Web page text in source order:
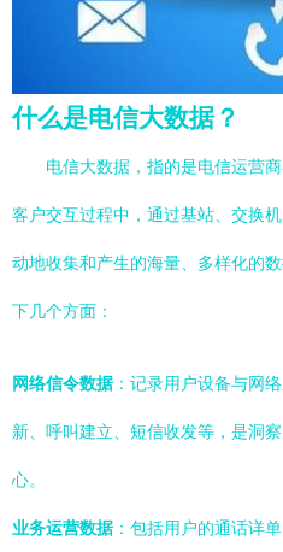
什么是电信大数据？
电信大数据，指的是电信运营
客户交互过程中，通过基站、交换
动地收集和产生的海量、多样化的
下几个方面：
网络信令数据：记录用户设备与网
新、呼叫建立、短信收发等，是洞
心。
业务运营数据：包括用户的通话详